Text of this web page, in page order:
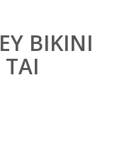
BIKINI
TAI